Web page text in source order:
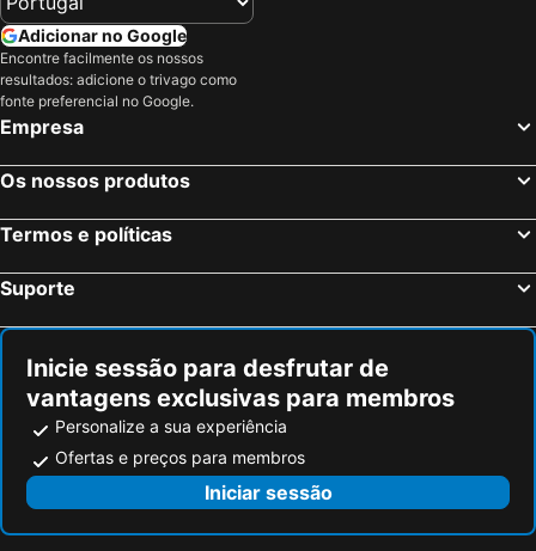
Bertoki, bed and breakfasts
Karigador, bed and breakfasts
Bale, bed and breakfasts
Lucija, bed and breakfasts
Pavićini, bed and breakfasts
Kaštelir-Labinci, bed and breakfasts
Sveta Nedelja, bed and breakfasts
Adicionar no Google
Encontre facilmente os nossos
resultados: adicione o trivago como
fonte preferencial no Google.
Empresa
Os nossos produtos
Termos e políticas
Suporte
Inicie sessão para desfrutar de
vantagens exclusivas para membros
Personalize a sua experiência
Ofertas e preços para membros
Iniciar sessão